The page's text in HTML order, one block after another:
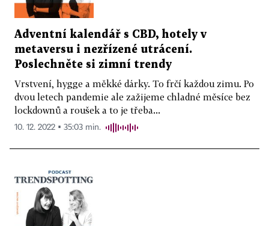
Adventní kalendář s CBD, hotely v
metaversu i nezřízené utrácení.
Poslechněte si zimní trendy
Vrstvení, hygge a měkké dárky. To frčí každou zimu. Po
dvou letech pandemie ale zažijeme chladné měsíce bez
lockdownů a roušek a to je třeba...
10. 12. 2022 ▪ 35:03 min.